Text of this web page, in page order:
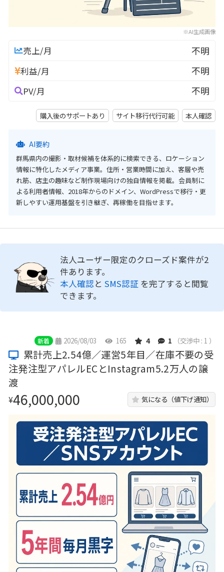
※AI生成画像
売上/月 不明
利益/月 不明
PV/月 不明
購入後のサポートあり サイト移行代行可能 本人確認
AI要約
群馬県内の撮影・取材候補を体系的に検索できる、ロケーション
情報に特化したメディア事業。住所・営業時間に加え、客層や売
れ筋、店主の趣味など制作現場向けの独自情報を掲載。会員制に
よる利用者情報、2018年からのドメイン、WordPressで移行・更
新しやすい運用基盤を引き継ぎ、再稼働を目指せます。
法人ユーザー限定のクローズド案件が2
件あります。
本人確認と SMS認証 を完了すると閲覧
できます。
新着 2026/08/03 165 4 1 （交渉中 : 1 ）
累計売上2.54億／運営5年目／在庫不要の受
注発注型アパレルECとInstagram5.2万人の譲
渡
¥46,000,000 気になる（値下げ通知）